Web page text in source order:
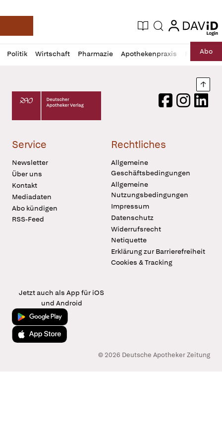
Deutsche Apotheker Zeitung
Aktuelle Ausgabe
Suche login
login
Politik Wirtschaft Pharmazie Apothekenpraxis RechtAbo
Profil
öffnen
Daz
Pur
Deutscher Apotheker Verlag Logo
FacebookInstagram
Service
Newsletter
Über uns
Kontakt
Mediadaten
Abo kündigen
RSS-Feed
Rechtliches
Allgemeine
Geschäftsbedingungen
Allgemeine
Nutzungsbedingungen
Impressum
Datenschutz
Widerrufsrecht
Netiquette
Erklärung zur Barrierefreiheit
Cookies & Tracking
Jetzt auch als App für iOS
und Android
Jetzt bei Google Play
Laden im App Store
© 2026 Deutsche Apotheker Zeitung